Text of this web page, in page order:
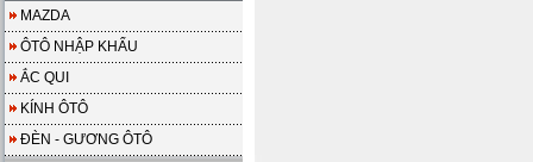
MAZDA
ÔTÔ NHẬP KHẨU
ẮC QUI
KÍNH ÔTÔ
ĐÈN - GƯƠNG ÔTÔ